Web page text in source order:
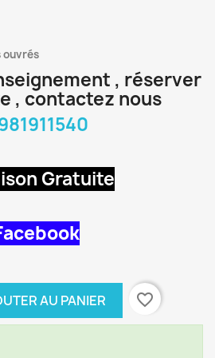
ouvrés
, réserver
, contactez nous
Gratuite
AU PANIER favorite_border